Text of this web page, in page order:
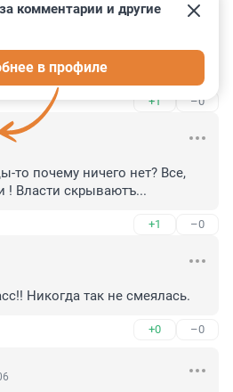
одно имя назвали! Видимо, это
- недоумки из тик-тока.
+1 –0
комментарии и другие
в профиле
то почему ничего нет? Все,
! Власти скрываютъ...
+1 –0
Никогда так не смеялась.
+0 –0